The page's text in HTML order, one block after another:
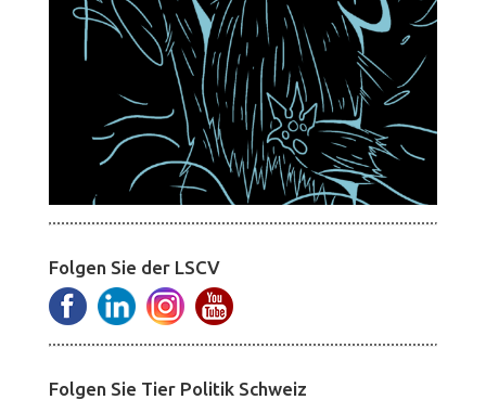
Folgen Sie der LSCV
Folgen Sie Tier Politik Schweiz